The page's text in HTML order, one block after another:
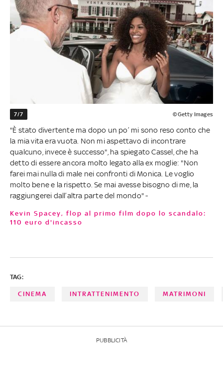
7/7 ©Getty Images
"È stato divertente ma dopo un po’ mi sono reso conto che
la mia vita era vuota. Non mi aspettavo di incontrare
qualcuno, invece è successo", ha spiegato Cassel, che ha
detto di essere ancora molto legato alla ex moglie: "Non
farei mai nulla di male nei confronti di Monica. Le voglio
molto bene e la rispetto. Se mai avesse bisogno di me, la
raggiungerei dall’altra parte del mondo" -
Kevin Spacey, flop al primo film dopo lo scandalo:
110 euro d'incasso
TAG:
CINEMA INTRATTENIMENTO MATRIMONI
PUBBLICITÀ